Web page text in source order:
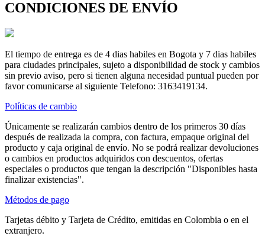
CONDICIONES DE ENVÍO
El tiempo de entrega es de 4 dias habiles en Bogota y 7 dias habiles
para ciudades principales, sujeto a disponibilidad de stock y cambios
sin previo aviso, pero si tienen alguna necesidad puntual pueden por
favor comunicarse al siguiente Telefono: 3163419134.
Políticas de cambio
Únicamente se realizarán cambios dentro de los primeros 30 días
después de realizada la compra, con factura, empaque original del
producto y caja original de envío. No se podrá realizar devoluciones
o cambios en productos adquiridos con descuentos, ofertas
especiales o productos que tengan la descripción "Disponibles hasta
finalizar existencias".
Métodos de pago
Tarjetas débito y Tarjeta de Crédito, emitidas en Colombia o en el
extranjero.